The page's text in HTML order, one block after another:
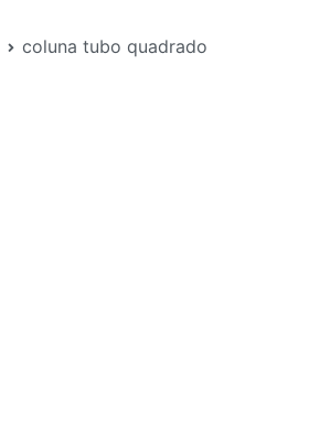
coluna tubo quadrado